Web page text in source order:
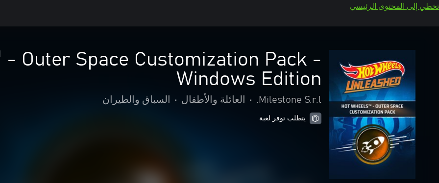
تخطي إلى المحتوى الرئيسي
- Outer Space Customization Pack -
Windows Edition
Milestone S.r.l.
• العائلة والأطفال • السباق والطيران
يتطلب توفر لعبة